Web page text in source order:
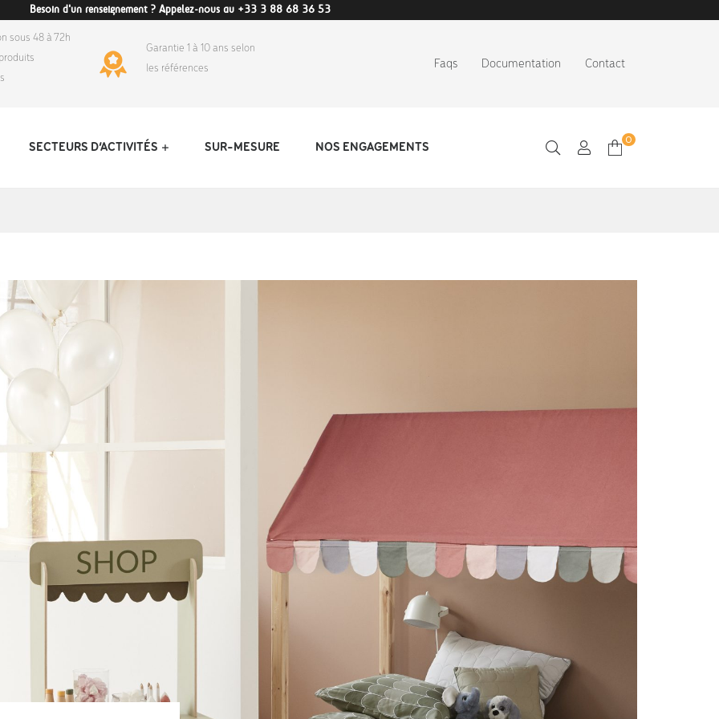
Besoin d'un renseignement ? Appelez-nous au +33 3 88 68 36 53
sous 48 à 72h
Garantie 1 à 10 ans selon
les références
Faqs Documentation Contact
SECTEURS D’ACTIVITÉS SUR-MESURE NOS ENGAGEMENTS
0